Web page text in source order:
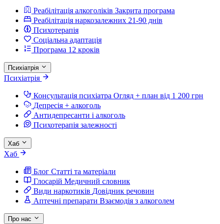
Реабілітація алкоголіків Закрита програма
Реабілітація наркозалежних 21-90 днів
Психотерапія
Соціальна адаптація
Програма 12 кроків
Психіатрія
Психіатрія
Консультація психіатра Огляд + план від 1 200 грн
Депресія + алкоголь
Антидепресанти і алкоголь
Психотерапія залежності
Хаб
Хаб
Блог Статті та матеріали
Глосарій Медичний словник
Види наркотиків Довідник речовин
Аптечні препарати Взаємодія з алкоголем
Про нас